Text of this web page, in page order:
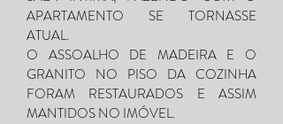
APARTAMENTO SE TORNASSE
ATUAL.
O ASSOALHO DE MADEIRA E O
GRANITO NO PISO DA COZINHA
FORAM RESTAURADOS E ASSIM
MANTIDOS NO IMÓVEL.